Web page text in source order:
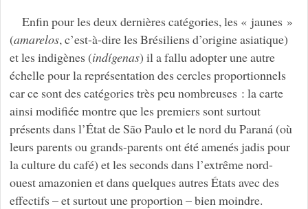
Enfin pour les deux dernières catégories, les « jaunes »
(amarelos, c’est-à-dire les Brésiliens d’origine asiatique)
et les indigènes (indígenas) il a fallu adopter une autre
échelle pour la représentation des cercles proportionnels
car ce sont des catégories très peu nombreuses : la carte
ainsi modifiée montre que les premiers sont surtout
présents dans l’État de São Paulo et le nord du Paraná (où
leurs parents ou grands-parents ont été amenés jadis pour
la culture du café) et les seconds dans l’extrême nord-
ouest amazonien et dans quelques autres États avec des
effectifs – et surtout une proportion – bien moindre.